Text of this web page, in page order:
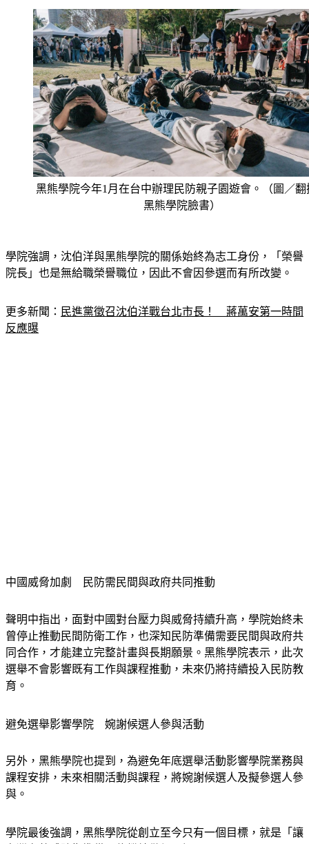
黑熊學院今年1月在台中辦理民防親子園遊會。（圖／翻
黑熊學院臉書）
學院強調，沈伯洋與黑熊學院的關係始終為志工身份，「榮譽
院長」也是無給職榮譽職位，因此不會因參選而有所改變。
更多新聞： 民進黨徵召沈伯洋戰台北市長！　蔣萬安第一時間
反應曝
中國威脅加劇　民防需民間與政府共同推動
聲明中指出，面對中國對台壓力與威脅持續升高，學院始終未
曾停止推動民間防衛工作，也深知民防準備需要民間與政府共
同合作，才能建立完整計畫與長期願景。黑熊學院表示，此次
選舉不會影響既有工作與課程推動，未來仍將持續投入民防教
育。
避免選舉影響學院　婉謝候選人參與活動
另外，黑熊學院也提到，為避免年底選舉活動影響學院業務與
課程安排，未來相關活動與課程，將婉謝候選人及擬參選人參
與。
學院最後強調，黑熊學院從創立至今只有一個目標，就是「讓